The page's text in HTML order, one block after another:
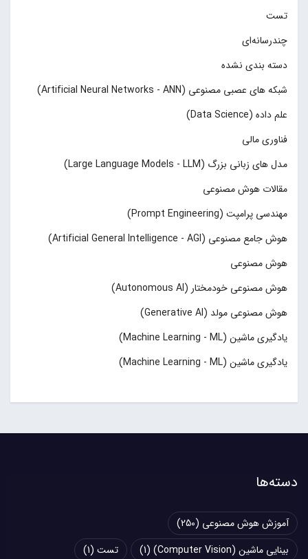
تست
چند‌‌رسانه‌ای
دسته بندی نشده
شبکه های عصبی مصنوعی (Artificial Neural Networks - ANN)
علم داده (Data Science)
فناوری مالی
مدل های زبانی بزرگ (Large Language Models - LLM)
مقالات هوش مصنوعی
مهندسی پرامپت (Prompt Engineering)
هوش جامع مصنوعی (Artificial General Intelligence - AGI)
هوش مصنوعی
هوش مصنوعی خودمختار (Autonomous AI)
هوش مصنوعی مولد (Generative AI)
یادگیری ماشین (Machine Learning - ML)
یادگیری ماشین (Machine Learning - ML)
دسته‌ها
آموزش هوش مصنوعی (250)
بینایی ماشین (Computer Vision)
(1) تست (1)